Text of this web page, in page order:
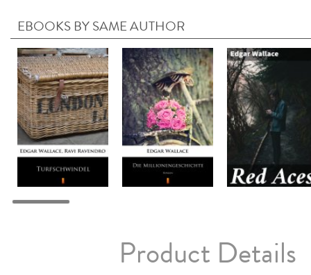
EBOOKS BY SAME AUTHOR
Product Details